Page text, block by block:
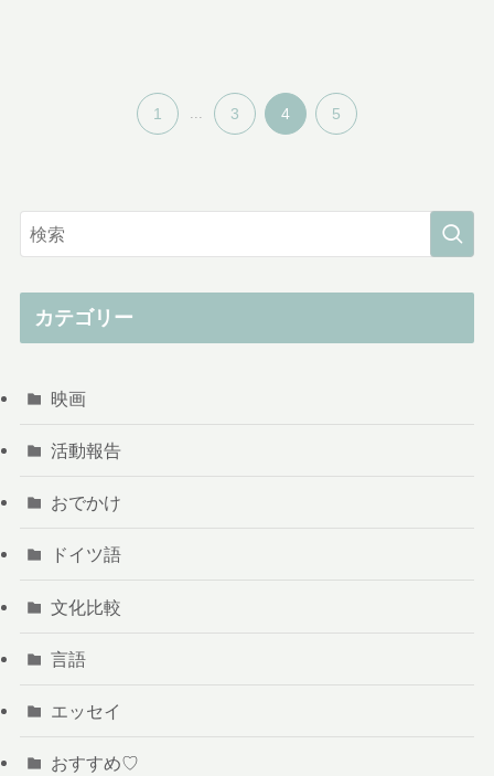
1 ... 3 4 5
カテゴリー
映画
活動報告
おでかけ
ドイツ語
文化比較
言語
エッセイ
おすすめ♡